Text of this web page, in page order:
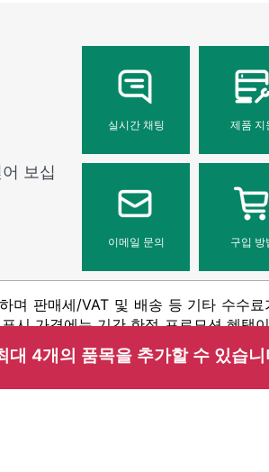
보십
실시간 채팅 제품 지
이메일 문의 구입 방
판매세/VAT 및 배송 등 기타 수수
시 가격에는 기간 한정 프로모션 혜택
에 국한되지 않는 사유로 언제든지 가
대 4개의 품목을 추가할 수 있습니